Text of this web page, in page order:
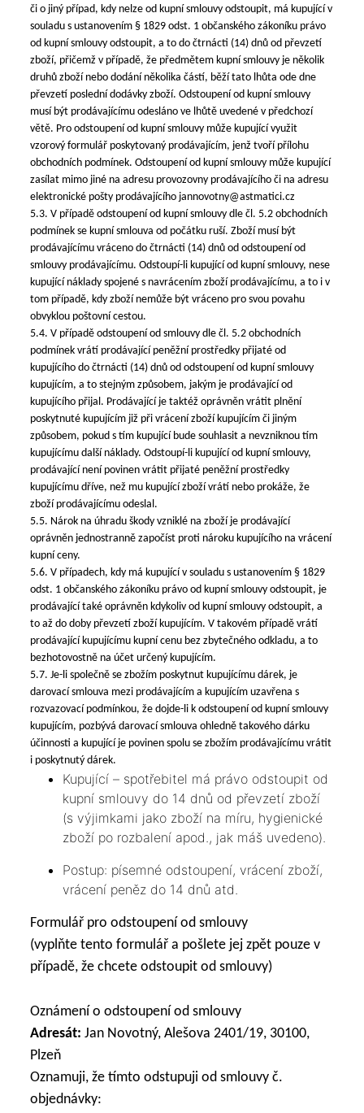
či o jiný případ, kdy nelze od kupní smlouvy odstoupit, má kupující v
souladu s ustanovením § 1829 odst. 1 občanského zákoníku právo
od kupní smlouvy odstoupit, a to do čtrnácti (14) dnů od převzetí
zboží, přičemž v případě, že předmětem kupní smlouvy je několik
druhů zboží nebo dodání několika částí, běží tato lhůta ode dne
převzetí poslední dodávky zboží. Odstoupení od kupní smlouvy
musí být prodávajícímu odesláno ve lhůtě uvedené v předchozí
větě. Pro odstoupení od kupní smlouvy může kupující využit
vzorový formulář poskytovaný prodávajícím, jenž tvoří přílohu
obchodních podmínek. Odstoupení od kupní smlouvy může kupující
zasílat mimo jiné na adresu provozovny prodávajícího či na adresu
elektronické pošty prodávajícího jannovotny@astmatici.cz
5.3. V případě odstoupení od kupní smlouvy dle čl. 5.2 obchodních
podmínek se kupní smlouva od počátku ruší. Zboží musí být
prodávajícímu vráceno do čtrnácti (14) dnů od odstoupení od
smlouvy prodávajícímu. Odstoupí-li kupující od kupní smlouvy, nese
kupující náklady spojené s navrácením zboží prodávajícímu, a to i v
tom případě, kdy zboží nemůže být vráceno pro svou povahu
obvyklou poštovní cestou.
5.4. V případě odstoupení od smlouvy dle čl. 5.2 obchodních
podmínek vrátí prodávající peněžní prostředky přijaté od
kupujícího do čtrnácti (14) dnů od odstoupení od kupní smlouvy
kupujícím, a to stejným způsobem, jakým je prodávající od
kupujícího přijal. Prodávající je taktéž oprávněn vrátit plnění
poskytnuté kupujícím již při vrácení zboží kupujícím či jiným
způsobem, pokud s tím kupující bude souhlasit a nevzniknou tím
kupujícímu další náklady. Odstoupí-li kupující od kupní smlouvy,
prodávající není povinen vrátit přijaté peněžní prostředky
kupujícímu dříve, než mu kupující zboží vrátí nebo prokáže, že
zboží prodávajícímu odeslal.
5.5. Nárok na úhradu škody vzniklé na zboží je prodávající
oprávněn jednostranně započíst proti nároku kupujícího na vrácení
kupní ceny.
5.6. V případech, kdy má kupující v souladu s ustanovením § 1829
odst. 1 občanského zákoníku právo od kupní smlouvy odstoupit, je
prodávající také oprávněn kdykoliv od kupní smlouvy odstoupit, a
to až do doby převzetí zboží kupujícím. V takovém případě vrátí
prodávající kupujícímu kupní cenu bez zbytečného odkladu, a to
bezhotovostně na účet určený kupujícím.
5.7. Je-li společně se zbožím poskytnut kupujícímu dárek, je
darovací smlouva mezi prodávajícím a kupujícím uzavřena s
rozvazovací podmínkou, že dojde-li k odstoupení od kupní smlouvy
kupujícím, pozbývá darovací smlouva ohledně takového dárku
účinnosti a kupující je povinen spolu se zbožím prodávajícímu vrátit
i poskytnutý dárek.
Kupující – spotřebitel má právo odstoupit od
kupní smlouvy do 14 dnů od převzetí zboží
(s výjimkami jako zboží na míru, hygienické
zboží po rozbalení apod., jak máš uvedeno).
Postup: písemné odstoupení, vrácení zboží,
vrácení peněz do 14 dnů atd.
Formulář pro odstoupení od smlouvy
(vyplňte tento formulář a pošlete jej zpět pouze v
případě, že chcete odstoupit od smlouvy)
Oznámení o odstoupení od smlouvy
Adresát: Jan Novotný, Alešova 2401/19, 30100,
Plzeň
Oznamuji, že tímto odstupuji od smlouvy č.
objednávky: